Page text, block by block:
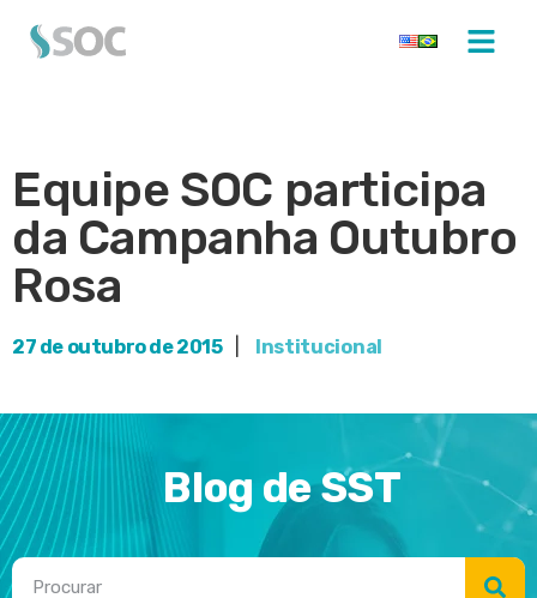
Equipe SOC participa
da Campanha Outubro
Rosa
27 de outubro de 2015 Institucional
Blog de SST